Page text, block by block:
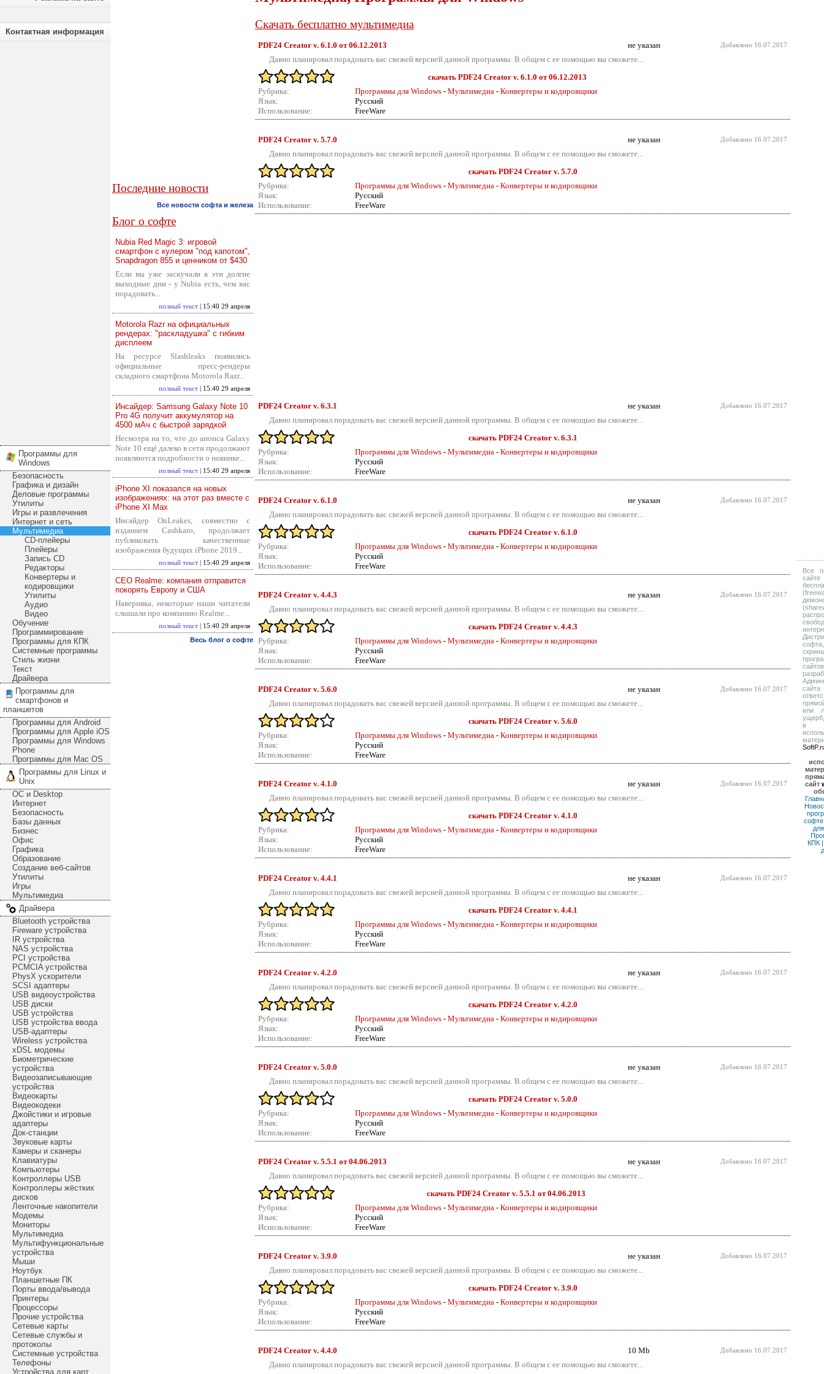
Контактная информация
Программы для
Windows
Безопасность
Графика и дизайн
Деловые программы
Утилиты
Игры и развлечения
Интернет и сеть
Мультимедиа
CD-плейеры
Плейеры
Запись CD
Редакторы
Конвертеры и
кодировщики
Утилиты
Аудио
Видео
Обучение
Программирование
Программы для КПК
Системные программы
Стиль жизни
Текст
Драйвера
Программы для
смартфонов и
планшетов
Программы для Android
Программы для Apple iOS
Программы для Windows
Phone
Программы для Mac OS
Программы для Linux и
Unix
ОС и Desktop
Интернет
Безопасность
Базы данных
Бизнес
Офис
Графика
Образование
Создание веб-сайтов
Утилиты
Игры
Мультимедиа
Драйвера
Bluetooth устройства
Fireware устройства
IR устройства
NAS устройства
PCI устройства
PCMCIA устройства
PhysX ускорители
SCSI адаптеры
USB видеоустройства
USB диски
USB устройства
USB устройства ввода
USB-адаптеры
Wireless устройства
xDSL модемы
Биометрические
устройства
Видеозаписывающие
устройства
Видеокарты
Видеокодеки
Джойстики и игровые
адаптеры
Док-станции
Звуковые карты
Камеры и сканеры
Клавиатуры
Компьютеры
Контроллеры USB
Контроллеры жёстких
дисков
Ленточные накопители
Модемы
Мониторы
Мультимедиа
Мультифункциональные
устройства
Мыши
Ноутбук
Планшетные ПК
Порты ввода/вывода
Принтеры
Процессоры
Прочие устройства
Сетевые карты
Сетевые службы и
протоколы
Системные устройства
Телефоны
Устройства для карт
Последние новости
Все новости софта и железа
Блог о софте
Nubia Red Magic 3: игровой
смартфон с кулером "под капотом",
Snapdragon 855 и ценником от $430
Если вы уже заскучали в эти долгие
выходные дни - у Nubia есть, чем вас
порадовать...
полный текст | 15:40 29 апреля
Motorola Razr на официальных
рендерах: "раскладушка" с гибким
дисплеем
На ресурсе Slashleaks появились
официальные пресс-рендеры
складного смартфона Motorola Razr...
полный текст | 15:40 29 апреля
Инсайдер: Samsung Galaxy Note 10
Pro 4G получит аккумулятор на
4500 мАч с быстрой зарядкой
Несмотря на то, что до анонса Galaxy
Note 10 ещё далеко в сети продолжают
появляются подробности о новинке...
полный текст | 15:40 29 апреля
iPhone XI показался на новых
изображениях: на этот раз вместе с
iPhone XI Max
Инсайдер OnLeakes, совместно с
изданием Cashkaro, продолжает
публиковать качественные
изображения будущих iPhone 2019...
полный текст | 15:40 29 апреля
CEO Realme: компания отправится
покорять Европу и США
Наверняка, некоторые наши читатели
слышали про компанию Realme...
полный текст | 15:40 29 апреля
Весь блог о софте
Скачать бесплатно мультимедиа
PDF24 Creator v. 6.1.0 от 06.12.2013 не указан Добавлено 16.07.2017
Давно планировал порадовать вас свежей версией данной программы. В общем с ее помощью вы сможете...
скачать PDF24 Creator v. 6.1.0 от 06.12.2013
Рубрика:
Программы для Windows - Мультимедиа - Конвертеры и кодировщики
Язык:
Русский
Использование:
FreeWare
PDF24 Creator v. 5.7.0 не указан Добавлено 16.07.2017
Давно планировал порадовать вас свежей версией данной программы. В общем с ее помощью вы сможете...
скачать PDF24 Creator v. 5.7.0
Рубрика:
Программы для Windows - Мультимедиа - Конвертеры и кодировщики
Язык:
Русский
Использование:
FreeWare
PDF24 Creator v. 6.3.1 не указан Добавлено 16.07.2017
Давно планировал порадовать вас свежей версией данной программы. В общем с ее помощью вы сможете...
скачать PDF24 Creator v. 6.3.1
Рубрика:
Программы для Windows - Мультимедиа - Конвертеры и кодировщики
Язык:
Русский
Использование:
FreeWare
PDF24 Creator v. 6.1.0 не указан Добавлено 16.07.2017
Давно планировал порадовать вас свежей версией данной программы. В общем с ее помощью вы сможете...
скачать PDF24 Creator v. 6.1.0
Рубрика:
Программы для Windows - Мультимедиа - Конвертеры и кодировщики
Язык:
Русский
Использование:
FreeWare
PDF24 Creator v. 4.4.3 не указан Добавлено 16.07.2017
Давно планировал порадовать вас свежей версией данной программы. В общем с ее помощью вы сможете...
скачать PDF24 Creator v. 4.4.3
Рубрика:
Программы для Windows - Мультимедиа - Конвертеры и кодировщики
Язык:
Русский
Использование:
FreeWare
PDF24 Creator v. 5.6.0 не указан Добавлено 16.07.2017
Давно планировал порадовать вас свежей версией данной программы. В общем с ее помощью вы сможете...
скачать PDF24 Creator v. 5.6.0
Рубрика:
Программы для Windows - Мультимедиа - Конвертеры и кодировщики
Язык:
Русский
Использование:
FreeWare
PDF24 Creator v. 4.1.0 не указан Добавлено 16.07.2017
Давно планировал порадовать вас свежей версией данной программы. В общем с ее помощью вы сможете...
скачать PDF24 Creator v. 4.1.0
Рубрика:
Программы для Windows - Мультимедиа - Конвертеры и кодировщики
Язык:
Русский
Использование:
FreeWare
PDF24 Creator v. 4.4.1 не указан Добавлено 16.07.2017
Давно планировал порадовать вас свежей версией данной программы. В общем с ее помощью вы сможете...
скачать PDF24 Creator v. 4.4.1
Рубрика:
Программы для Windows - Мультимедиа - Конвертеры и кодировщики
Язык:
Русский
Использование:
FreeWare
PDF24 Creator v. 4.2.0 не указан Добавлено 16.07.2017
Давно планировал порадовать вас свежей версией данной программы. В общем с ее помощью вы сможете...
скачать PDF24 Creator v. 4.2.0
Рубрика:
Программы для Windows - Мультимедиа - Конвертеры и кодировщики
Язык:
Русский
Использование:
FreeWare
PDF24 Creator v. 5.0.0 не указан Добавлено 16.07.2017
Давно планировал порадовать вас свежей версией данной программы. В общем с ее помощью вы сможете...
скачать PDF24 Creator v. 5.0.0
Рубрика:
Программы для Windows - Мультимедиа - Конвертеры и кодировщики
Язык:
Русский
Использование:
FreeWare
PDF24 Creator v. 5.5.1 от 04.06.2013 не указан Добавлено 16.07.2017
Давно планировал порадовать вас свежей версией данной программы. В общем с ее помощью вы сможете...
скачать PDF24 Creator v. 5.5.1 от 04.06.2013
Рубрика:
Программы для Windows - Мультимедиа - Конвертеры и кодировщики
Язык:
Русский
Использование:
FreeWare
PDF24 Creator v. 3.9.0 не указан Добавлено 16.07.2017
Давно планировал порадовать вас свежей версией данной программы. В общем с ее помощью вы сможете...
скачать PDF24 Creator v. 3.9.0
Рубрика:
Программы для Windows - Мультимедиа - Конвертеры и кодировщики
Язык:
Русский
Использование:
FreeWare
PDF24 Creator v. 4.4.0 10 Mb Добавлено 16.07.2017
Давно планировал порадовать вас свежей версией данной программы. В общем с ее помощью вы сможете...
Все
сайтов
или
в
сайт
софте
КПК